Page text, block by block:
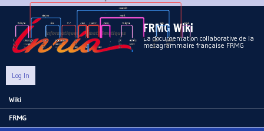
Aller au contenu principal
FRMG Wiki
La documentation collaborative de la
metagrammaire française FRMG
Log In
Main menu
Wiki
FRMG